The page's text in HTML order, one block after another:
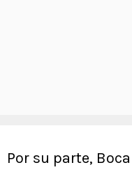
Por su parte,